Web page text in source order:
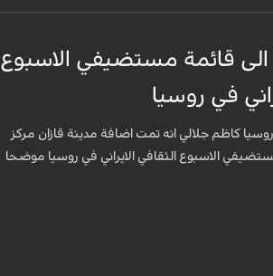
الى قائمة مستضيفي الاسبوع
في روسيا
كاظم جلالي انه تمت اضافة مدينة قازان مركز
الاسبوع الثقافي الايراني في روسيا موضحا